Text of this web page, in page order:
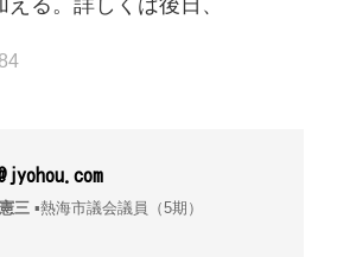
三▪︎熱海市議会議員（5期）